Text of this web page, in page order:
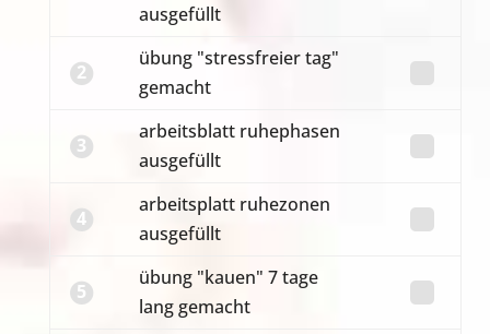
ausgefüllt
2
übung "stressfreier tag"
gemacht
3
arbeitsblatt ruhephasen
ausgefüllt
4
arbeitsplatt ruhezonen
ausgefüllt
5
übung "kauen" 7 tage
lang gemacht